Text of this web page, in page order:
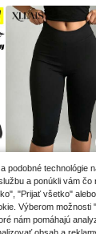
11.38€
podobné technológie
a ponúkli vám čo
"Prijať všetko"
Výberom
nám pomáhajú